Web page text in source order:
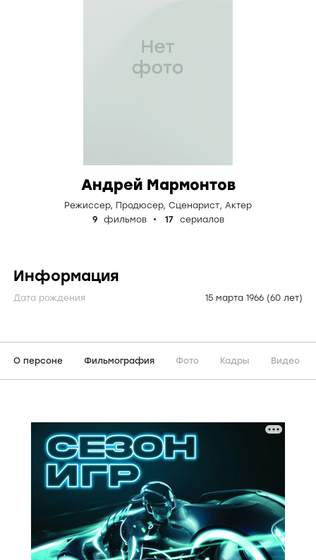
Андрей Мармонтов
Режиссер, Продюсер, Сценарист, Актер
9
фильмов 17 сериалов
Информация
Дата рождения 15 марта 1966 (60 лет)
О персоне Фильмография Фото Кадры Видео